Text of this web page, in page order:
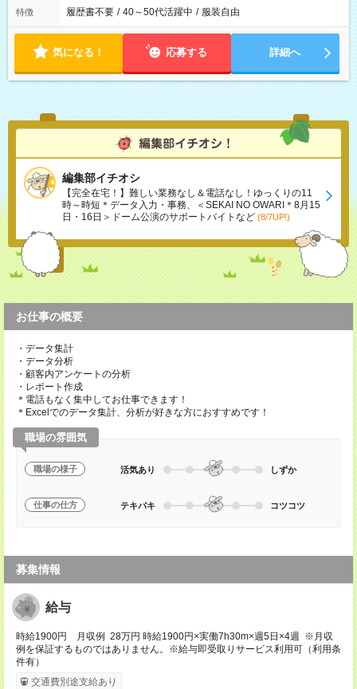
特徴 履歴書不要 / 40～50代活躍中 / 服装自由
気になる！ 応募する 詳細へ
編集部イチオシ
【完全在宅！】難しい業務なし＆電話なし！ゆっくりの11
時～時短＊データ入力・事務、＜SEKAI NO OWARI＊8月15
日・16日＞ドーム公演のサポートバイトなど (8/7UP!)
お仕事の概要
・データ集計
・データ分析
・顧客内アンケートの分析
・レポート作成
＊電話もなく集中してお仕事できます！
＊Excelでのデータ集計、分析が好きな方におすすめです！
職場の雰囲気
職場の様子 活気あり しずか
仕事の仕方 テキパキ コツコツ
募集情報
給与
時給1900円 月収例 28万円 時給1900円×実働7h30m×週5日×4週 ※月収
例を保証するものではありません。※給与即受取りサービス利用可（利用条
件有）
交通費別途支給あり